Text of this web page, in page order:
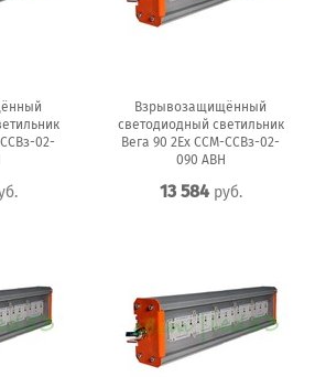
02-
Взрывозащищённый
светодиодный светильник
Вега 90 2Ex ССМ-ССВз-02-
090 АВН
13 584руб.